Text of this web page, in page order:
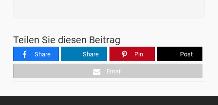
Teilen Sie diesen Beitrag
Share Share Pin Post
Email